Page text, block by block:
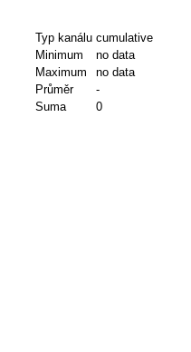
Typ kanálu cumulative
Minimum
no data
Maximum
no data
Průměr
-
Suma
0